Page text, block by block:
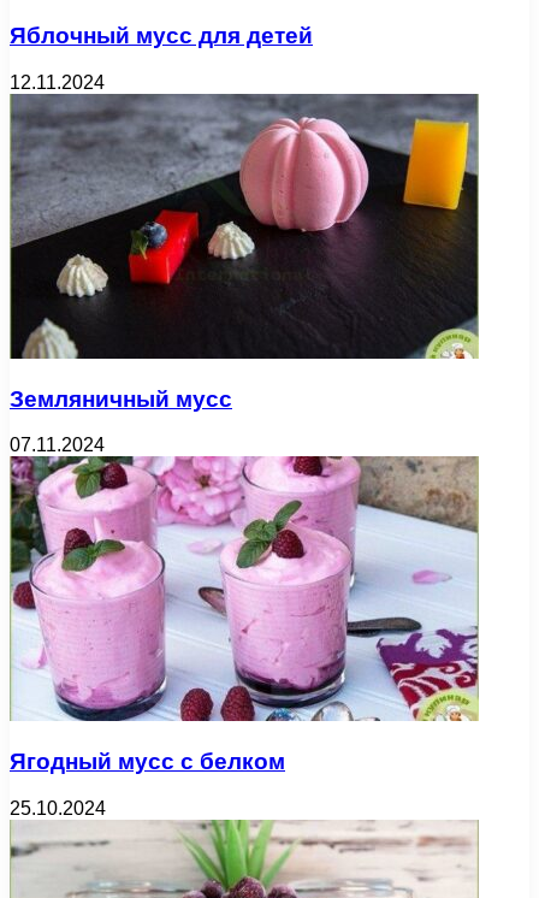
Яблочный мусс для детей
12.11.2024
Земляничный мусс
07.11.2024
Ягодный мусс с белком
25.10.2024